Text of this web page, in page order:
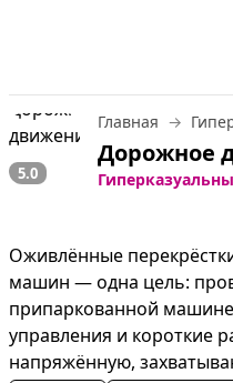
5.0
Главная
Оживлённые
машин — одна цель:
припаркованной
управления и короткие
напряжённую,